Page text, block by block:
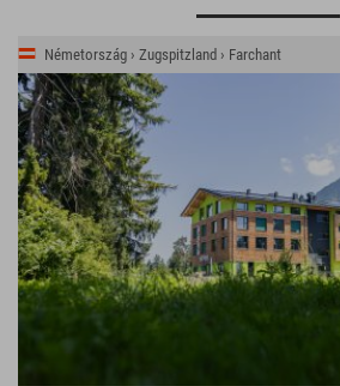
Németország › Zugspitzland › Farchant